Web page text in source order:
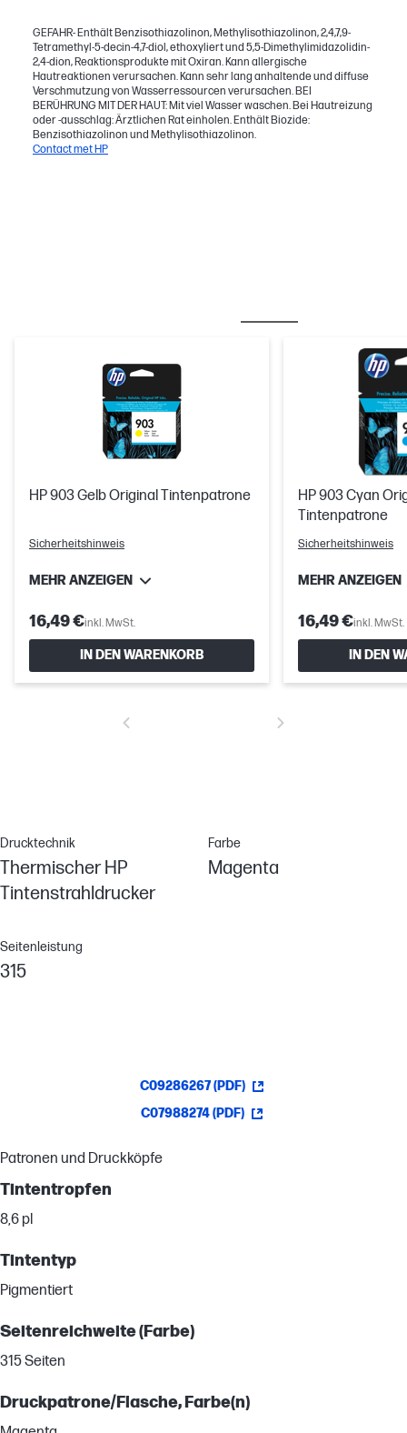
GEFAHR- Enthält Benzisothiazolinon, Methylisothiazolinon, 2,4,7,9-
Tetramethyl-5-decin-4,7-diol, ethoxyliert und 5,5-Dimethylimidazolidin-
2,4-dion, Reaktionsprodukte mit Oxiran. Kann allergische
Hautreaktionen verursachen. Kann sehr lang anhaltende und diffuse
Verschmutzung von Wasserressourcen verursachen. BEI
BERÜHRUNG MIT DER HAUT: Mit viel Wasser waschen. Bei Hautreizung
oder -ausschlag: Ärztlichen Rat einholen. Enthält Biozide:
Benzisothiazolinon und Methylisothiazolinon.
Contact met HP
HP 903 Gelb Original Tintenpatrone
Sicherheitshinweis
MEHR ANZEIGEN
16,49 €inkl. MwSt.
IN DEN WARENKORB
HP 903 Cyan
Tintenpatrone
Sicherheitshinweis
MEHR ANZEIGEN
16,49 €inkl. MwSt.
IN DEN
Drucktechnik
Thermischer HP
Tintenstrahldrucker
Farbe
Magenta
Seitenleistung
315
C09286267 (PDF)
C07988274 (PDF)
Patronen und Druckköpfe
Tintentropfen
8,6 pl
Tintentyp
Pigmentiert
Seitenreichweite (Farbe)
315 Seiten
Druckpatrone/Flasche, Farbe(n)